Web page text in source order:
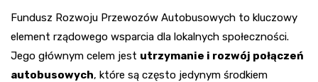
Fundusz Rozwoju Przewozów Autobusowych to kluczowy
element rządowego wsparcia dla lokalnych społeczności.
Jego głównym celem jest utrzymanie i rozwój połączeń
autobusowych, które są często jedynym środkiem